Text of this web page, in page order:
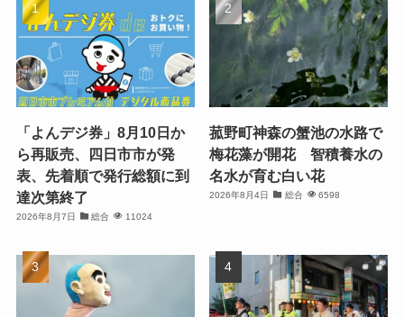
「よんデジ券」8月10日か
ら再販売、四日市市が発
表、先着順で発行総額に到
達次第終了
2026年8月7日 総合 11024
菰野町神森の蟹池の水路で
梅花藻が開花 智積養水の
名水が育む白い花
2026年8月4日 総合 6598